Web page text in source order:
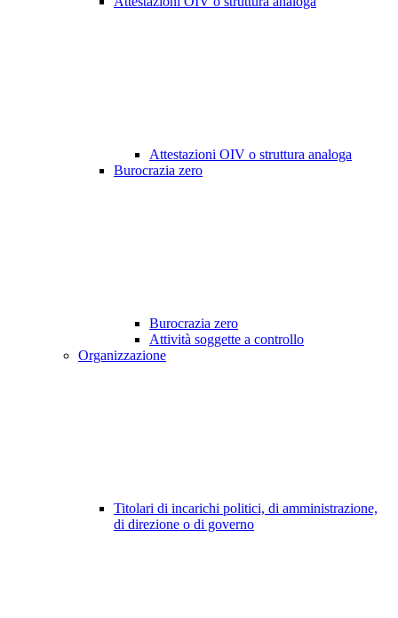
Attestazioni OIV o struttura analoga
Burocrazia zero
Burocrazia zero
Attività soggette a controllo
Organizzazione
Titolari di incarichi politici, di amministrazione,
di direzione o di governo